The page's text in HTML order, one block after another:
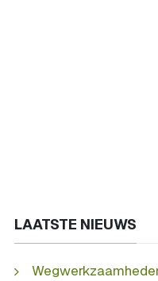
LAATSTE NIEUWS